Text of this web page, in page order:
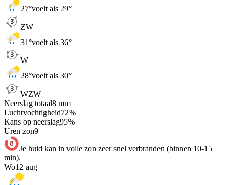
27°voelt als 29°
ZW
31°voelt als 36°
W
28°voelt als 30°
WZW
Neerslag totaal8 mm
Luchtvochtigheid72%
Kans op neerslag95%
Uren zon9
Je huid kan in volle zon zeer snel verbranden (binnen 10-15
min).
Wo12 aug